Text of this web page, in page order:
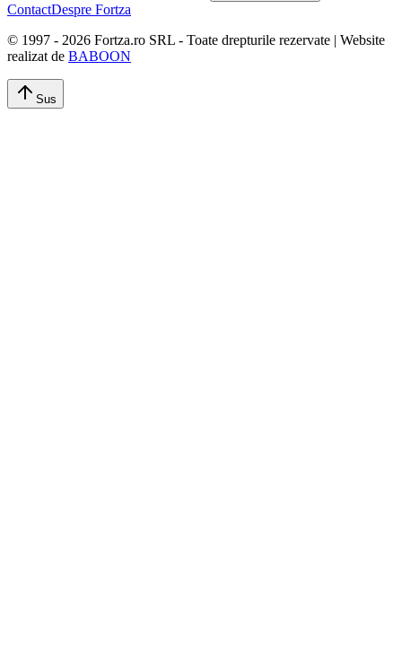
ContactDespre Fortza
© 1997 - 2026 Fortza.ro SRL - Toate drepturile rezervate | Website
realizat de BABOON
Sus